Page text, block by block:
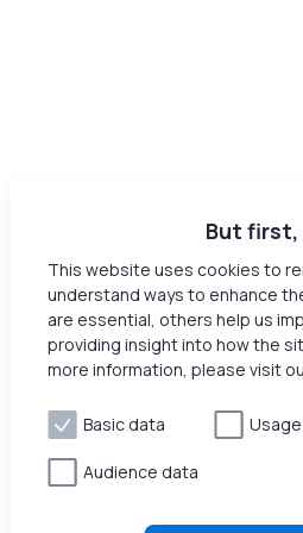
But
This website uses cookies to
understand ways to enhance
are essential, others help us
providing insight into how the
more information, please visit
Basic data
Audience data